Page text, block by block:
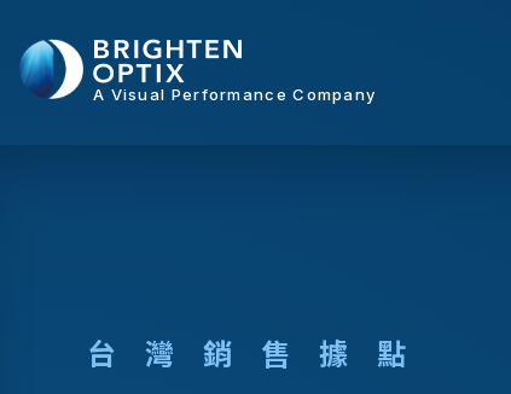
A Visual Performance Company
台 灣 銷 售 據 點